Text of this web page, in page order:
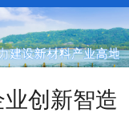
创新智造